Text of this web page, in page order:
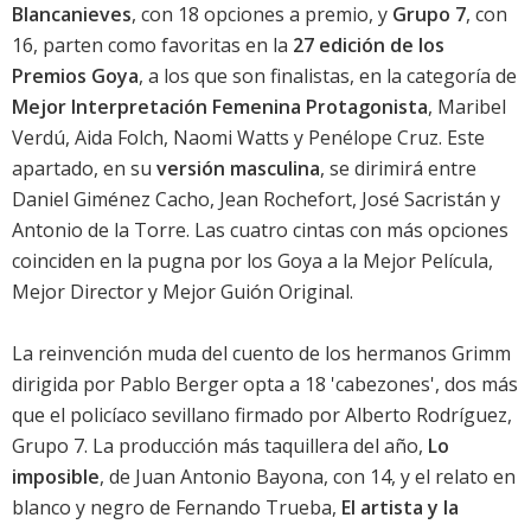
Blancanieves, con 18 opciones a premio, y Grupo 7, con
16, parten como favoritas en la 27 edición de los
Premios Goya, a los que son finalistas, en la categoría de
Mejor Interpretación Femenina Protagonista, Maribel
Verdú, Aida Folch, Naomi Watts y Penélope Cruz. Este
apartado, en su versión masculina, se dirimirá entre
Daniel Giménez Cacho, Jean Rochefort, José Sacristán y
Antonio de la Torre. Las cuatro cintas con más opciones
coinciden en la pugna por los Goya a la Mejor Película,
Mejor Director y Mejor Guión Original.
La reinvención muda del cuento de los hermanos Grimm
dirigida por Pablo Berger opta a 18 'cabezones', dos más
que el policíaco sevillano firmado por Alberto Rodríguez,
Grupo 7. La producción más taquillera del año, Lo
imposible, de Juan Antonio Bayona, con 14, y el relato en
blanco y negro de Fernando Trueba, El artista y la